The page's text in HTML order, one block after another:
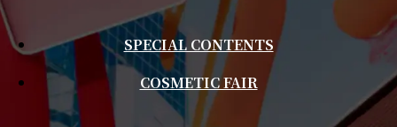
SPECIAL CONTENTS
COSMETIC FAIR